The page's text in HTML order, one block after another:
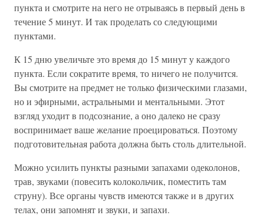
пункта и смотрите на него не отрываясь в первый день в
течение 5 минут. И так проделать со следующими
пунктами.
К 15 дню увеличьте это время до 15 минут у каждого
пункта. Если сократите время, то ничего не получится.
Вы смотрите на предмет не только физическими глазами,
но и эфирными, астральными и ментальными. Этот
взгляд уходит в подсознание, а оно далеко не сразу
воспринимает ваше желание проецироваться. Поэтому
подготовительная работа должна быть столь длительной.
Можно усилить пункты разными запахами одеколонов,
трав, звуками (повесить колокольчик, поместить там
струну). Все органы чувств имеются также и в других
телах, они запомнят и звуки, и запахи.